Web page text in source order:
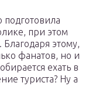
при этом
этому,
фанатов, но и
ехать в
туриста? Ну а